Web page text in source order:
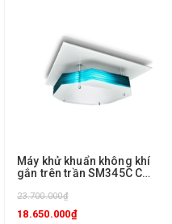
Máy khử khuẩn không khí
gắn trên trần SM345C C
23.700.000₫
18.650.000₫